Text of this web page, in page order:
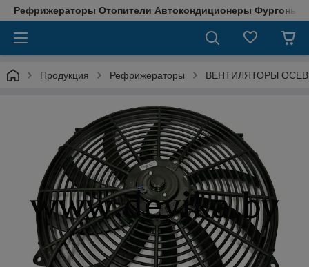
Рефрижераторы Отопители Автокондиционеры Фургоны
Продукция Рефрижераторы ВЕНТИЛЯТОРЫ